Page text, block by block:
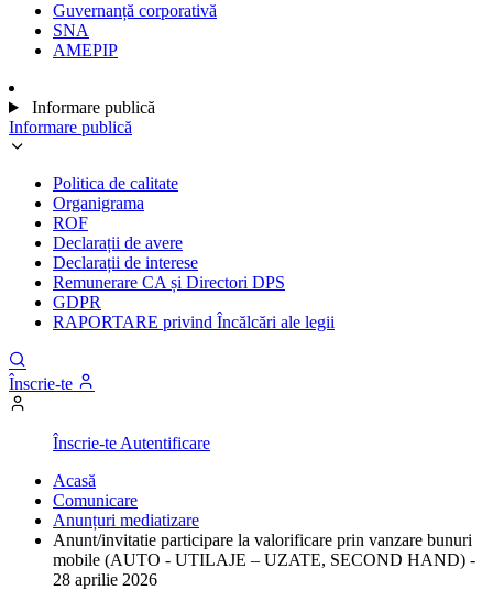
Guvernanță corporativă
SNA
AMEPIP
Informare publică
Informare publică
Politica de calitate
Organigrama
ROF
Declarații de avere
Declarații de interese
Remunerare CA și Directori DPS
GDPR
RAPORTARE privind Încălcări ale legii
Înscrie-te
Înscrie-te Autentificare
Acasă
Comunicare
Anunțuri mediatizare
Anunt/invitatie participare la valorificare prin vanzare bunuri
mobile (AUTO - UTILAJE – UZATE, SECOND HAND) -
28 aprilie 2026